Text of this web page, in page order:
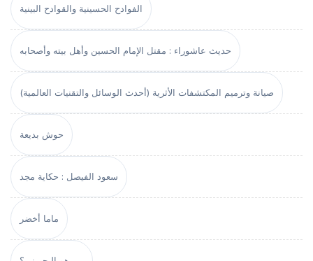
الفوادح الحسينية والقوادح البينية
حديث عاشوراء : مقتل الإمام الحسين وأهل بيته وأصحابه
صيانة وترميم المكتشفات الأثرية (أحدث الوسائل والتقنيات العالمية)
حوش بديعة
سعود الفيصل : حكاية مجد
ماما أخضر